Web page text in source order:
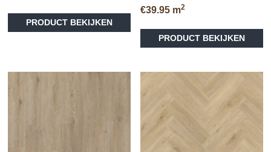
PRODUCT BEKIJKEN
€39.95 m2
PRODUCT BEKIJKEN